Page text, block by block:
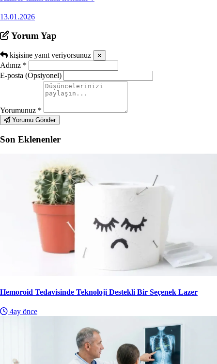
13.01.2026
Yorum Yap
kişisine yanıt veriyorsunuz ✕
Adınız *
E-posta (Opsiyonel)
Yorumunuz *
Yorumu Gönder
Son Eklenenler
Hemoroid Tedavisinde Teknoloji Destekli Bir Seçenek Lazer
4ay önce